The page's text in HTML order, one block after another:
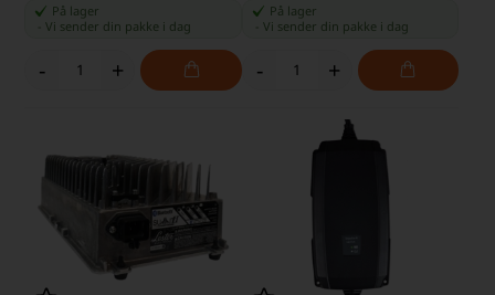
På lager
-Vi sender din pakke i dag
- +
På lager
Vi sender din pakke i dag
- +